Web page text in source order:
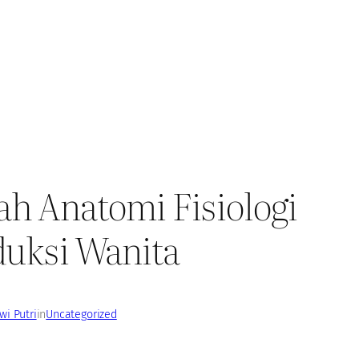
Anatomi Fisiologi
Wanita
PutriinUncategorized